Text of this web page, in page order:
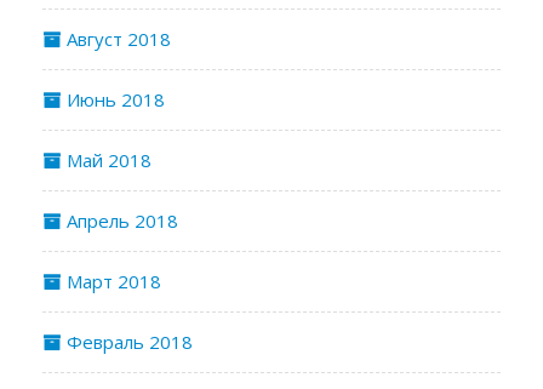
Август 2018
Июнь 2018
Май 2018
Апрель 2018
Март 2018
Февраль 2018